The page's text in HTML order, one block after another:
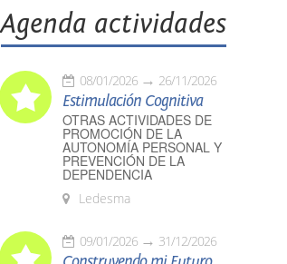
Agenda actividades
08/01/2026 26/11/2026
Estimulación Cognitiva
OTRAS ACTIVIDADES DE
PROMOCIÓN DE LA
AUTONOMÍA PERSONAL Y
PREVENCIÓN DE LA
DEPENDENCIA
Ledesma
09/01/2026 31/12/2026